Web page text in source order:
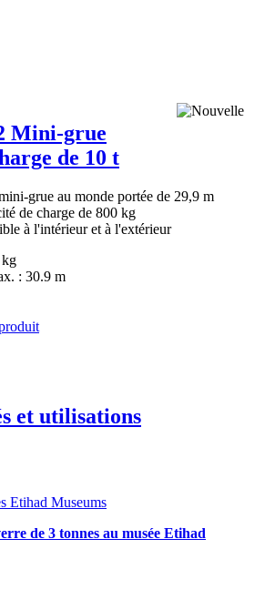
Mini-grue
de 10 t
grue au monde portée de 29,9 m
de charge de 800 kg
à l'intérieur et à l'extérieur
kg
: 30.9 m
et utilisations
de 3 tonnes au musée Etihad